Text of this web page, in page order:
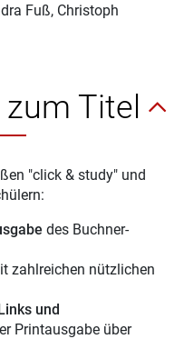
Fuß, Christoph
Titel
"click & study" und
des Buchner-
zahlreichen nützlichen
und
Printausgabe über